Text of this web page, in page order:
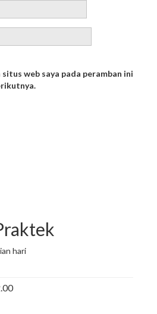
situs web saya pada peramban ini
hari